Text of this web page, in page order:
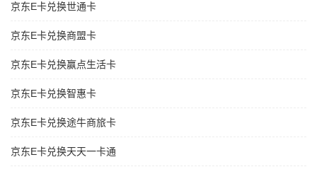
京东E卡兑换世通卡
京东E卡兑换商盟卡
京东E卡兑换赢点生活卡
京东E卡兑换智惠卡
京东E卡兑换途牛商旅卡
京东E卡兑换天天一卡通